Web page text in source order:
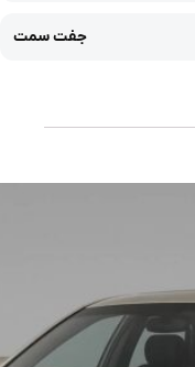
جفت سمت